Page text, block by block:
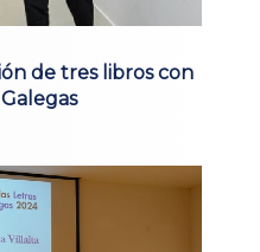
de tres libros con